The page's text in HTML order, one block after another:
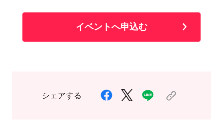
イベントへ申込む
シェアする